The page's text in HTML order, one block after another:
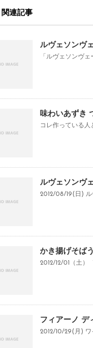
関連記事
ルヴェソンヴ
「ルヴェソンヴ
味わいあずき
コレ作っている
ルヴェソンヴ
2012/08/19(日)
かき揚げそば
2012/12/01（土
フィアーノ デ
2012/10/29(月)